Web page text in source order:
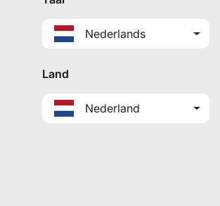
Nederlands
Land
Nederland